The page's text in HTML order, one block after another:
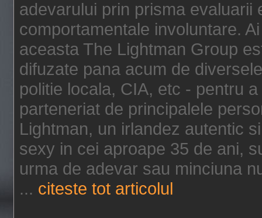
adevarului prin prisma evaluarii
comportamentale involuntare.
aceasta The Lightman Group
difuzate pana acum de
politie locala, CIA, etc - pentru
parteneriat de principalele
Lightman, un irlandez autentic
sexy in cei aproape 35 de ani,
urma de adevar sau minciuna
... citeste tot articolul